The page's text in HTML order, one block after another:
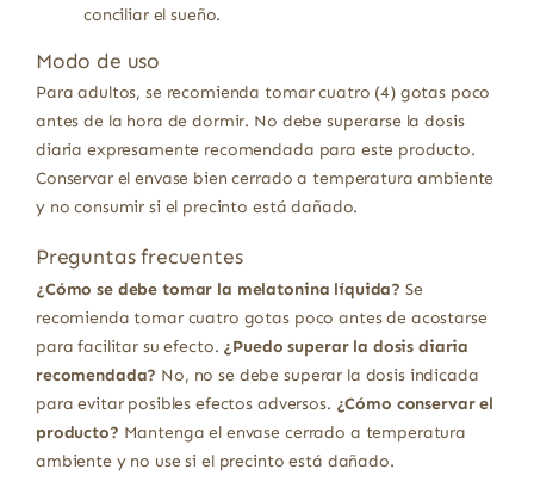
conciliar el sueño.
Modo de uso
Para adultos, se recomienda tomar cuatro (4) gotas poco
antes de la hora de dormir. No debe superarse la dosis
diaria expresamente recomendada para este producto.
Conservar el envase bien cerrado a temperatura ambiente
y no consumir si el precinto está dañado.
Preguntas frecuentes
¿Cómo se debe tomar la melatonina líquida? Se
recomienda tomar cuatro gotas poco antes de acostarse
para facilitar su efecto. ¿Puedo superar la dosis diaria
recomendada? No, no se debe superar la dosis indicada
para evitar posibles efectos adversos. ¿Cómo conservar el
producto? Mantenga el envase cerrado a temperatura
ambiente y no use si el precinto está dañado.